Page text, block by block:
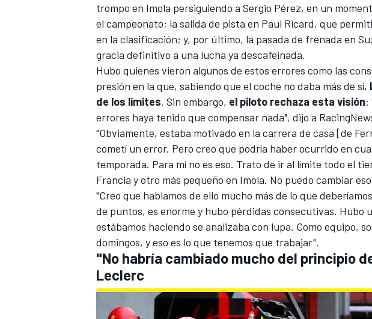
MÁS CATEGORÍAS
trompo en Imola persiguiendo a Sergio Pérez, en un
el campeonato; la salida de pista en Paul Ricard, que
en la clasificación; y, por último, la pasada de frenada en
gracia definitivo a una lucha ya descafeinada.
Hubo quienes vieron algunos de estos errores como las
presión en la que, sabiendo que el coche no daba más de sí,
de los límites. Sin embargo, el piloto rechaza esta visión:
errores haya tenido que compensar nada", dijo a
"Obviamente, estaba motivado en la carrera de casa [de
cometí un error. Pero creo que podría haber ocurrido en
temporada. Para mí no es eso. Trato de ir al límite todo el
Francia y otro más pequeño en Imola. No puedo cambiar
"Creo que hablamos de ello mucho más de lo que
de puntos, es enorme y hubo pérdidas consecutivas. Hubo
estábamos haciendo se analizaba con lupa. Como equipo,
domingos, y eso es lo que tenemos que trabajar".
"No habría cambiado mucho del principio
Leclerc